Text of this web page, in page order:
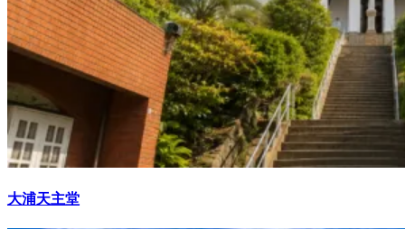
大浦天主堂